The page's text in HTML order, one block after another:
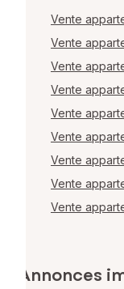
Vente
Vente
Vente
Vente
Vente
Vente
Vente
Vente
Vente
Annonces